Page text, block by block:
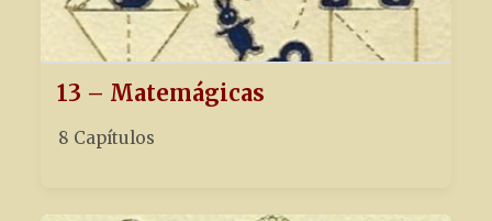
13 – Matemágicas
8 Capítulos